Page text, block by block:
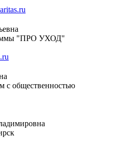
"ПРО УХОД"
с общественностью